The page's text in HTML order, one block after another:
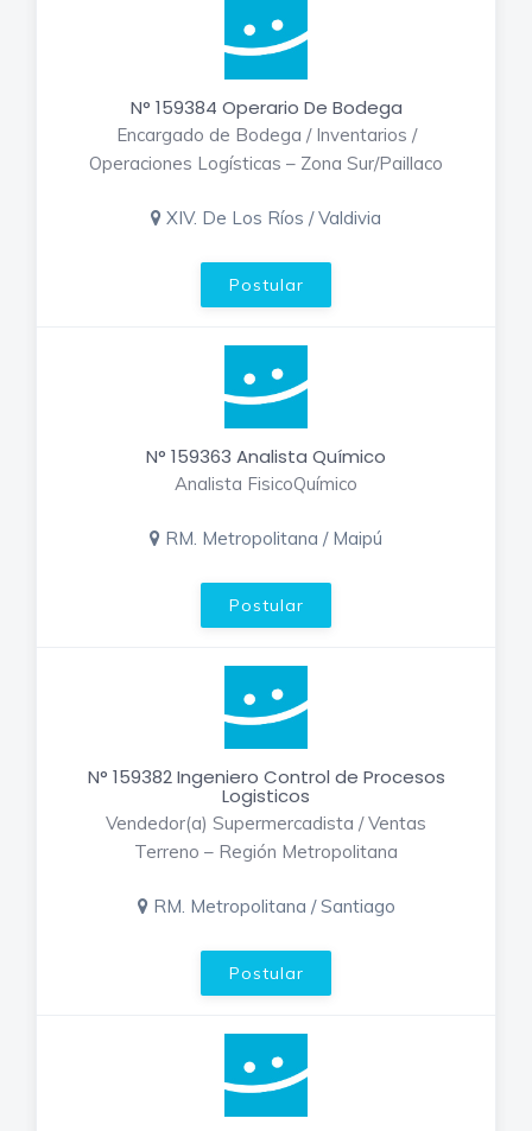
N° 159384 Operario De Bodega
Encargado de Bodega / Inventarios /
Operaciones Logísticas – Zona Sur/Paillaco
XIV. De Los Ríos / Valdivia
Postular
N° 159363 Analista Químico
Analista FisicoQuímico
RM. Metropolitana / Maipú
Postular
N° 159382 Ingeniero Control de Procesos
Logisticos
Vendedor(a) Supermercadista / Ventas
Terreno – Región Metropolitana
RM. Metropolitana / Santiago
Postular